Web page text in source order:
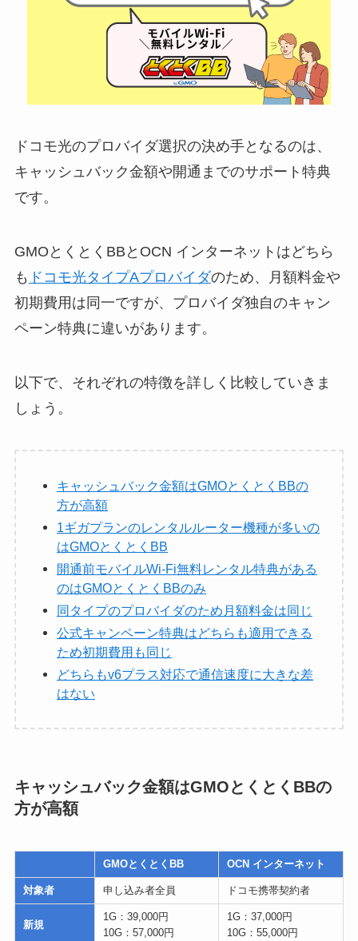
ドコモ光のプロバイダ選択の決め手となるのは、
キャッシュバック金額や開通までのサポート特典
です。
GMOとくとくBBとOCN インターネットはどちら
も ドコモ光タイプAプロバイダのため、月額料金や
初期費用は同一ですが、プロバイダ独自のキャン
ペーン特典に違いがあります。
以下で、それぞれの特徴を詳しく比較していきま
しょう。
キャッシュバック金額はGMOとくとくBBの
方が高額
1ギガプランのレンタルルーター機種が多いの
はGMOとくとくBB
開通前モバイルWi-Fi無料レンタル特典がある
のはGMOとくとくBBのみ
同タイプのプロバイダのため月額料金は同じ
公式キャンペーン特典はどちらも適用できる
ため初期費用も同じ
どちらもv6プラス対応で通信速度に大きな差
はない
キャッシュバック金額はGMOとくとくBBの
方が高額
GMOとくとくBB OCN インターネット
対象者 申し込み者全員 ドコモ携帯契約者
新規
1G：39,000円
10G：57,000円
1G：37,000円
10G：55,000円